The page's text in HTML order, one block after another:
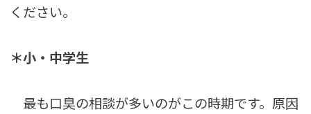
ください。
＊小・中学生
最も口臭の相談が多いのがこの時期です。原因